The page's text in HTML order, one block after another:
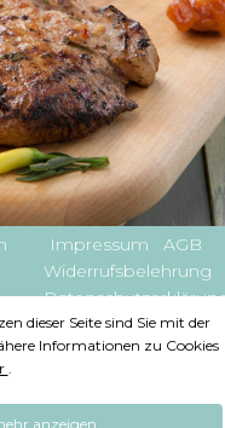
Impressum
AGB
Widerrufsbelehrung
dieser Seite sind Sie mit der
Informationen zu Cookies
.
anzeigen